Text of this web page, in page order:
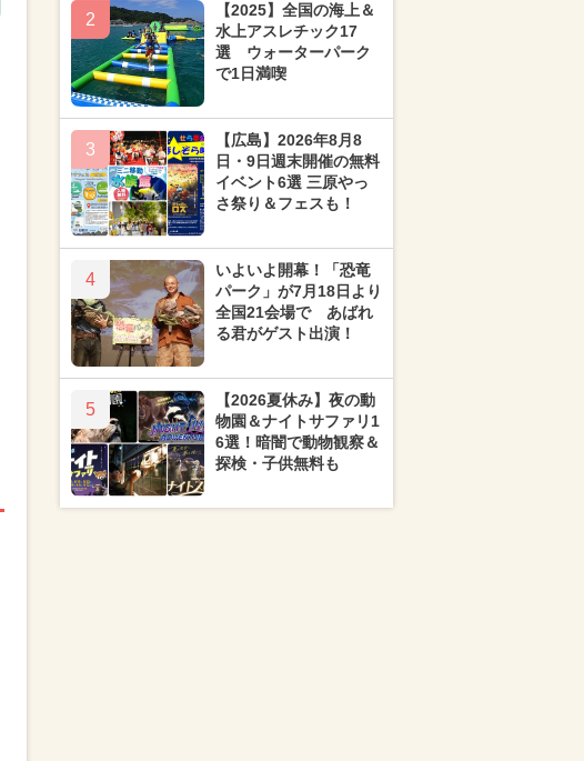
2
【2025】全国の海上＆
水上アスレチック17
選 ウォーターパーク
で1日満喫
3
【広島】2026年8月8
日・9日週末開催の無料
イベント6選 三原やっ
さ祭り＆フェスも！
4
いよいよ開幕！「恐竜
パーク」が7月18日より
全国21会場で あばれ
る君がゲスト出演！
5
【2026夏休み】夜の動
物園＆ナイトサファリ1
6選！暗闇で動物観察＆
探検・子供無料も